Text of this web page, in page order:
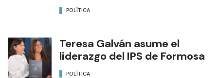
POLÍTICA
Teresa Galván asume el
liderazgo del IPS de Formosa
POLÍTICA